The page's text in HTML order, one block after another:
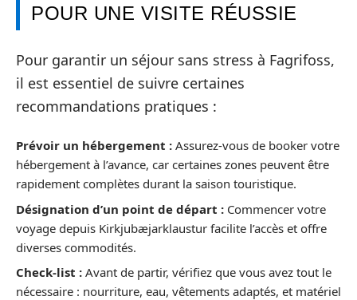
POUR UNE VISITE RÉUSSIE
Pour garantir un séjour sans stress à Fagrifoss,
il est essentiel de suivre certaines
recommandations pratiques :
Prévoir un hébergement : Assurez-vous de booker votre
hébergement à l’avance, car certaines zones peuvent être
rapidement complètes durant la saison touristique.
Désignation d’un point de départ : Commencer votre
voyage depuis Kirkjubæjarklaustur facilite l’accès et offre
diverses commodités.
Check-list : Avant de partir, vérifiez que vous avez tout le
nécessaire : nourriture, eau, vêtements adaptés, et matériel